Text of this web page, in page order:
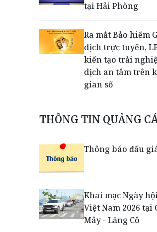
tại Hải Phòng
Ra mắt Bảo hiểm
dịch trực tuyến,
kiến tạo trải
dịch an tâm trên
gian số
Dấu mốc khẳng
lực vận hành và
toán thưởng vượt
hoạch
THÔNG TIN QUẢNG
Thông báo đấu
Khai mạc Ngày
Việt Nam 2026 tại
Mây - Lăng Cô